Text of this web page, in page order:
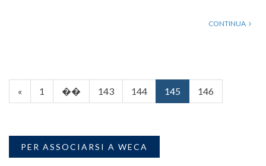
CONTINUA
« 1 �� 143 144 145 146
PER ASSOCIARSI A WECA